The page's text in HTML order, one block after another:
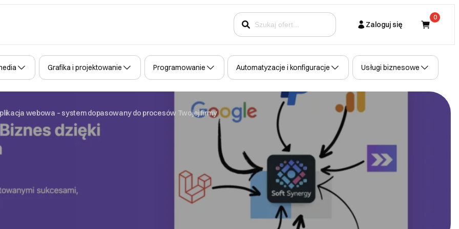
Zaloguj się
Kupujący
0
Grafika i projektowanie Programowanie Automatyzacje i konfiguracje Usługi biznesowe
webowa – system dopasowany do procesów Twojej firmy